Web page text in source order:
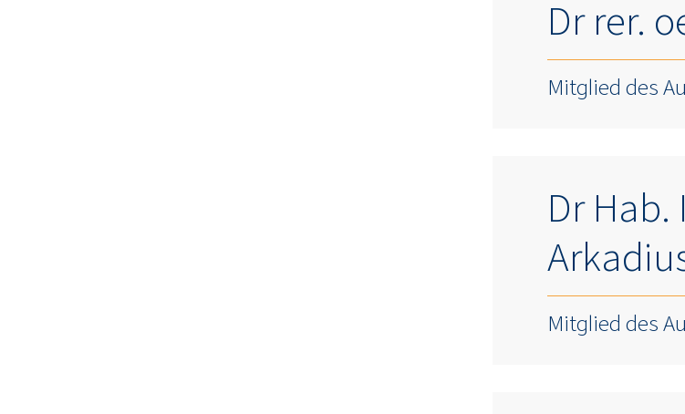
Dr rer.
Mitglied des
Dr
Mitglied des